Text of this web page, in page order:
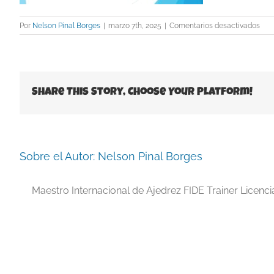
Por Nelson Pinal Borges | marzo 7th, 2025 | Comentarios desactivadosen
Share This Story, Choose Your Platform!
Sobre el Autor: Nelson Pinal Borges
Maestro Internacional de Ajedrez FIDE Trainer